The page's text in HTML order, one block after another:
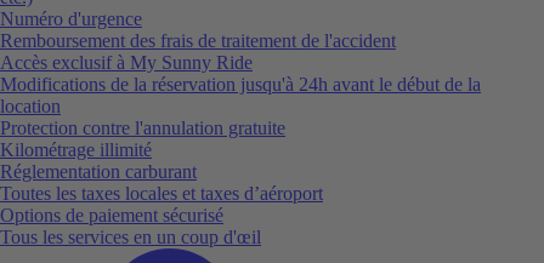
Numéro d'urgence
Remboursement des frais de traitement de l'accident
Accès exclusif à My Sunny Ride
Modifications de la réservation jusqu'à 24h avant le début de la
location
Protection contre l'annulation gratuite
Kilométrage illimité
Réglementation carburant
Toutes les taxes locales et taxes d’aéroport
Options de paiement sécurisé
Tous les services en un coup d'œil